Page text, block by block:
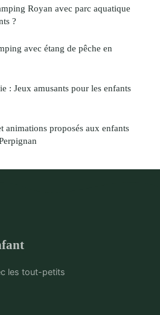
Royan avec parc aquatique
?
avec étang de pêche en
: Jeux amusants pour les enfants
animations proposés aux enfants
les tout-petits